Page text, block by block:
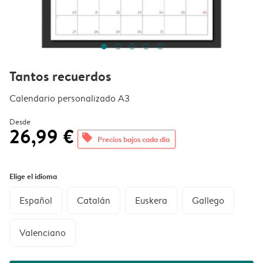
Tantos recuerdos
Calendario personalizado A3
Desde
26,99 € offers Precios bajos cada día
Elige el idioma
Español Catalán Euskera Gallego
Valenciano